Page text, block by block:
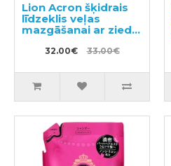
Lion Acron šķidrais
līdzeklis veļas
mazgāšanai ar ziedu
pildviela 850ml
32.00€ 33.00€